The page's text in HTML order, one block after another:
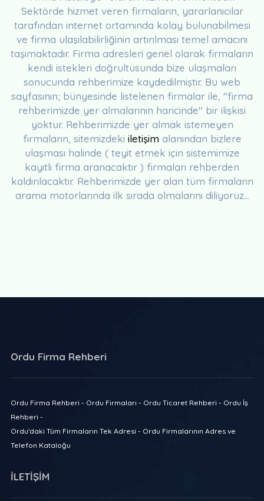
Sektörde hizmet veren firmaların, yararlanıcılar
tarafından internet ortamında kolay bulunabilmesi
ve firma ulaşılabilirliğinin artırılması temel amacını
taşımaktadır. Firma adresleri genel olarak firmaların
kendi istekleri doğrultusunda bize ulaşmaları
sonucunda rehberimize kaydedilmiştir. Bu web
sayfasının; bünyesinde listelenen firmalar ile, "firma
rehberimizde yer almalarının haricinde" bir ilişkisi
yoktur. Rehberimizde yer almak istemeyen
firmaların, sitemizdeki iletişim alanından bizlere
ulaşması halinde ( teyit etmek için sistemimize
kayıtlı firma aranacaktır ) firmaları rehberden
kaldırılacaktır. Rehberimizde yer alan tüm firmaların
arama motorlarında ilk sırada olmalarını diliyoruz...
Ordu Firma Rehberi
Ordu Firma Rehberi - Ordu Firmaları - Ordu Ticaret Rehberi - Ordu İş
Rehberi -
Ordu'daki Tüm Firmaların Tek Adresi - Ordu Firmalarının Adres ve
Telefon Kataloğu
İLETİŞİM